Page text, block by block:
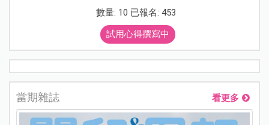
數量: 10 已報名: 453
試用心得撰寫中
當期雜誌 看更多